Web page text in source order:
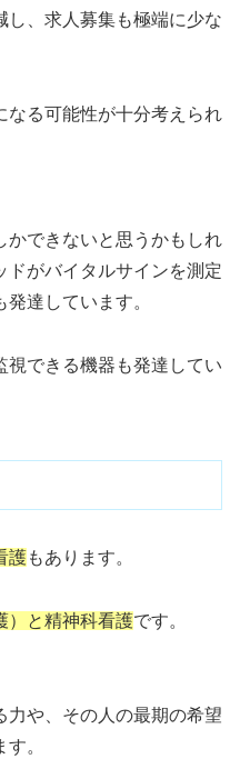
し、求人募集も極端に少な
なる可能性が十分考えられ
かできないと思うかもしれ
ドがバイタルサインを測定
達しています。
視できる機器も発達してい
護 もあります。
）と精神科看護です。
力や、その人の最期の希望
。